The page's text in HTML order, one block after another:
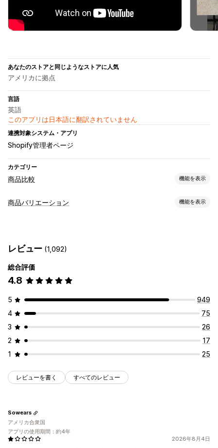
あなたのストアと同じようなストアに人気
アメリカに拠点
言語
英語
このアプリは日本語に翻訳されていません
連携対象システム・アプリ
Shopify管理者ページ
カテゴリー
商品比較 機能を表示
比較ツール
テーブルレイアウト
カスタムアイコン カスタムテキスト
インポートとエクスポート
単位変換
商品バリエーション 機能を表示
カスタムHTML サイズ表
価格
条件ベースの価格設定
在庫
SKU管理 在庫状況 在庫ありの表示
レビュー (1,092)
総合評価
4.8
5
949
4
75
3
26
2
17
1
25
レビューを書く すべてのレビュー
2026年8月4日
Sowears
アメリカ合衆国
アプリの使用期間：約4年